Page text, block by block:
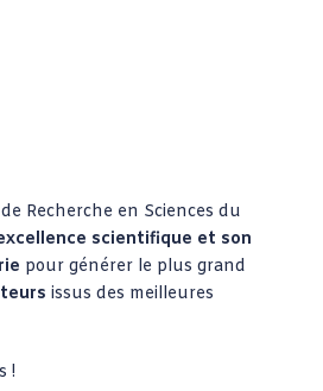
Recherche en Sciences du
scientifique et son
pour générer le plus grand
issus des meilleures
!